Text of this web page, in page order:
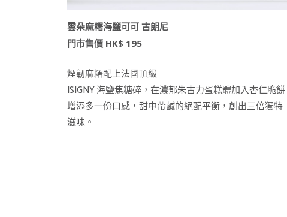
雲朵麻糬海鹽可可 古朗尼
門市售價 HK$ 195
煙韌麻糬配上法國頂級
ISIGNY 海鹽焦糖碎，在濃郁朱古力蛋糕體加入杏仁脆餅
增添多一份口感，甜中帶鹹的絕配平衡，創出三倍獨特
滋味。